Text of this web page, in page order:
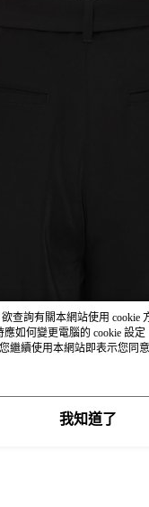
查詢有關本網站使用 cookie
應如何變更電腦的 cookie 設
繼續使用本網站即表示您同
。
我知道了